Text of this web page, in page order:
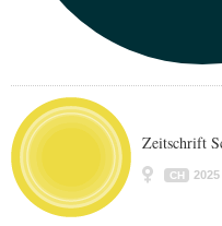
Zeitschrift
CH 2025